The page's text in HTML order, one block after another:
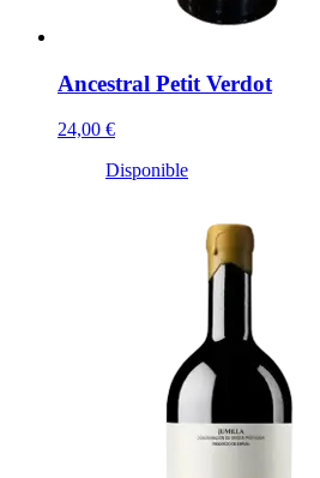
Ancestral Petit Verdot
24,00 €
Disponible